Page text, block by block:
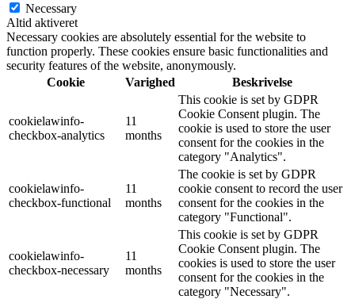
Necessary
Altid aktiveret
Necessary cookies are absolutely essential for the website to
function properly. These cookies ensure basic functionalities and
security features of the website, anonymously.
Cookie
Varighed Beskrivelse
cookielawinfo-
checkbox-analytics
11
months
This cookie is set by GDPR
Cookie Consent plugin. The
cookie is used to store the user
consent for the cookies in the
category "Analytics".
cookielawinfo-
checkbox-functional
11
months
The cookie is set by GDPR
cookie consent to record the user
consent for the cookies in the
category "Functional".
cookielawinfo-
checkbox-necessary
11
months
This cookie is set by GDPR
Cookie Consent plugin. The
cookies is used to store the user
consent for the cookies in the
category "Necessary".